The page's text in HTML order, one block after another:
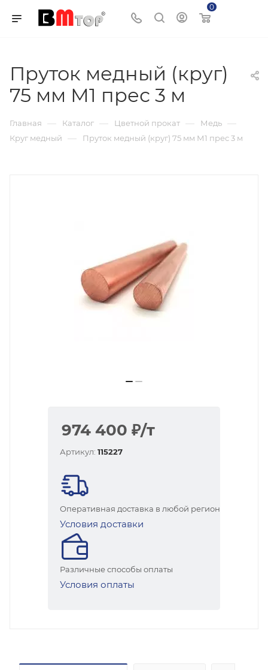
0
Пруток медный (круг)
75 мм М1 прес 3 м
Главная — Каталог — Цветной прокат — Медь —
Круг медный — Пруток медный (круг) 75 мм М1 прес 3 м
974 400 ₽/т
Артикул: 115227
Оперативная доставка в любой регион
Условия доставки
Различные способы оплаты
Условия оплаты